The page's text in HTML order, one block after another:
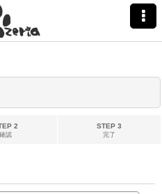
2
確認
STEP 3
完了